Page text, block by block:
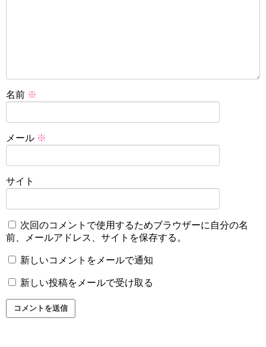
名前 ※
メール ※
サイト
次回のコメントで使用するためブラウザーに自分の名
前、メールアドレス、サイトを保存する。
新しいコメントをメールで通知
新しい投稿をメールで受け取る